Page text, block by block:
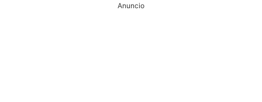
Anuncio